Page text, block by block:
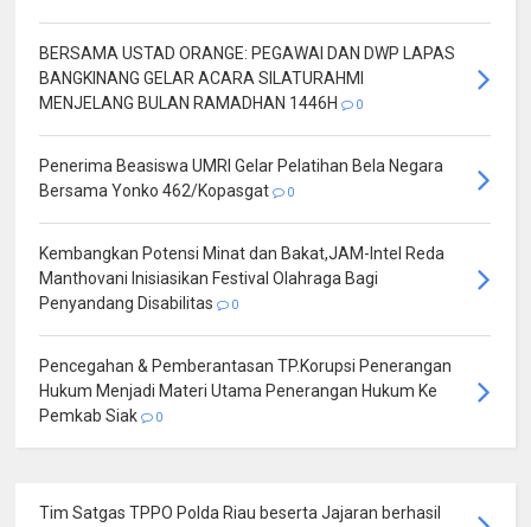
BERSAMA USTAD ORANGE: PEGAWAI DAN DWP LAPAS
BANGKINANG GELAR ACARA SILATURAHMI
MENJELANG BULAN RAMADHAN 1446H
0
Penerima Beasiswa UMRI Gelar Pelatihan Bela Negara
Bersama Yonko 462/Kopasgat
0
Kembangkan Potensi Minat dan Bakat,JAM-Intel Reda
Manthovani Inisiasikan Festival Olahraga Bagi
Penyandang Disabilitas
0
Pencegahan & Pemberantasan TP.Korupsi Penerangan
Hukum Menjadi Materi Utama Penerangan Hukum Ke
Pemkab Siak
0
Tim Satgas TPPO Polda Riau beserta Jajaran berhasil